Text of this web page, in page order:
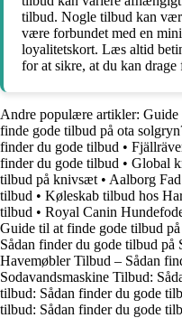
tilbud. Nogle tilbud kan
være forbundet med en
loyalitetskort. Læs altid
for at sikre, at du kan
Andre populære artikler: Guide
finde gode tilbud på ota
finder du gode tilbud •
finder du gode tilbud • Global
tilbud på knivsæt • Aalborg
tilbud • Køleskab tilbud hos
tilbud • Royal Canin
Guide til at finde gode tilbud
Sådan finder du gode tilbud på
Havemøbler Tilbud – Sådan
Sodavandsmaskine Tilbud:
tilbud: Sådan finder du gode
tilbud: Sådan finder du gode